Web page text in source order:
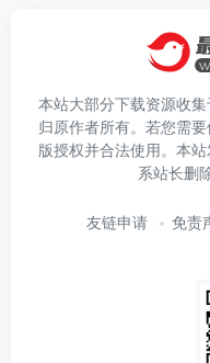
本站大部分下载资源收
归原作者所有。若您需
版授权并合法使用。本
系站长删
友链申请 免责